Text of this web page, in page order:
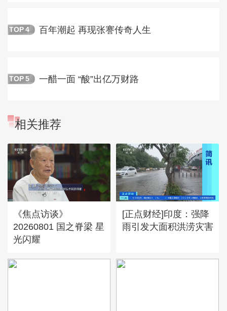
TOP 4 百年潮起 再现张謇传奇人生
TOP 5 一醋一面 “酸”出亿万财路
相关推荐
《焦点访谈》
20260801 国之脊梁 星
光闪耀
[正点财经]印度：强降
雨引发大面积洪涝灾害